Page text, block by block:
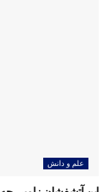
علم و دانش